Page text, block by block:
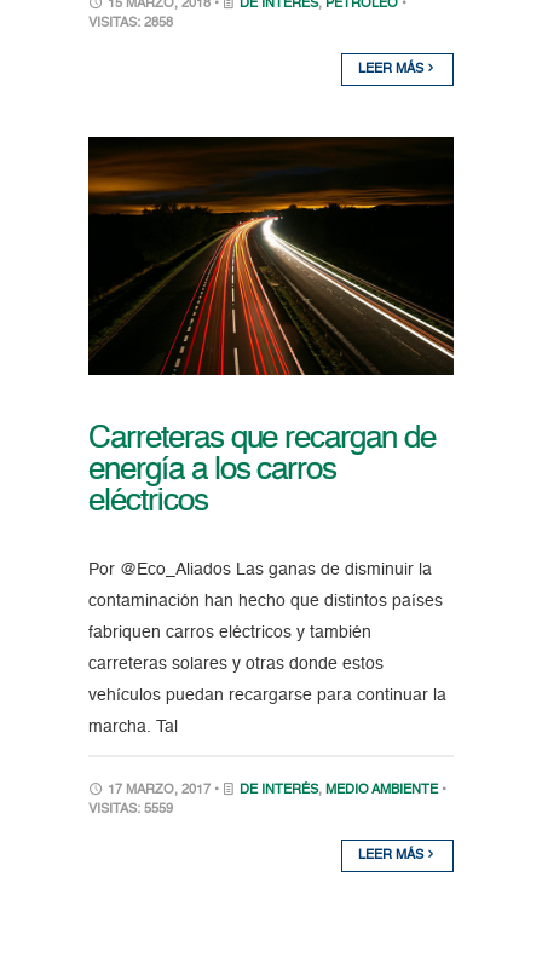
15 MARZO, 2018 • DE INTERÉS, PETRÓLEO •
VISITAS: 2858
LEER MÁS
Carreteras que recargan de
energía a los carros
eléctricos
Por @Eco_Aliados Las ganas de disminuir la
contaminación han hecho que distintos países
fabriquen carros eléctricos y también
carreteras solares y otras donde estos
vehículos puedan recargarse para continuar la
marcha. Tal
17 MARZO, 2017 • DE INTERÉS, MEDIO AMBIENTE •
VISITAS: 5559
LEER MÁS